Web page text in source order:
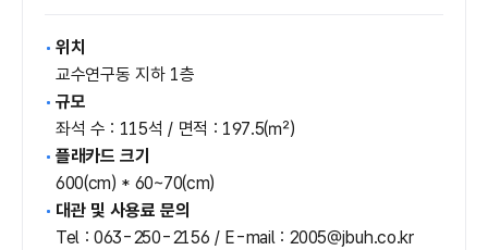
위치
교수연구동 지하 1층
규모
좌석 수 : 115석 / 면적 : 197.5(㎡)
플래카드 크기
600(cm) * 60~70(cm)
대관 및 사용료 문의
Tel : 063-250-2156 / E-mail : 2005@jbuh.co.kr